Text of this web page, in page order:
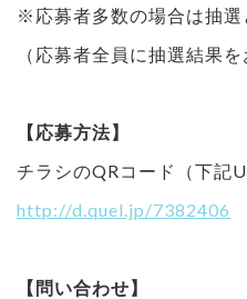
※応募者多数の場合は抽選
（応募者全員に抽選結果
【応募方法】
チラシのQRコード（下記
http://d.quel.jp/7382406
【問い合わせ】